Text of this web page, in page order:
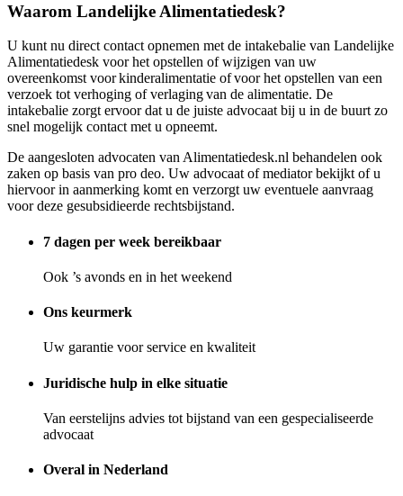
Waarom Landelijke Alimentatiedesk?
U kunt nu direct contact opnemen met de intakebalie van Landelijke
Alimentatiedesk voor het opstellen of wijzigen van uw
overeenkomst voor kinderalimentatie of voor het opstellen van een
verzoek tot verhoging of verlaging van de alimentatie. De
intakebalie zorgt ervoor dat u de juiste advocaat bij u in de buurt zo
snel mogelijk contact met u opneemt.
De aangesloten advocaten van Alimentatiedesk.nl behandelen ook
zaken op basis van pro deo. Uw advocaat of mediator bekijkt of u
hiervoor in aanmerking komt en verzorgt uw eventuele aanvraag
voor deze gesubsidieerde rechtsbijstand.
7 dagen per week bereikbaar
Ook ’s avonds en in het weekend
Ons keurmerk
Uw garantie voor service en kwaliteit
Juridische hulp in elke situatie
Van eerstelijns advies tot bijstand van een gespecialiseerde
advocaat
Overal in Nederland